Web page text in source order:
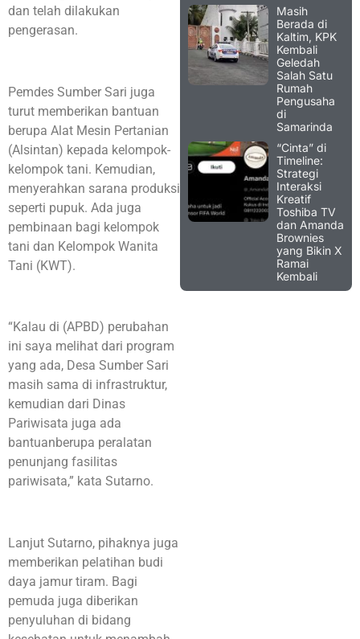
dan telah dilakukan
pengerasan.
Pemdes Sumber Sari juga
turut memberikan bantuan
berupa Alat Mesin Pertanian
(Alsintan) kepada kelompok-
kelompok tani. Kemudian,
menyerahkan sarana produksi
seperti pupuk. Ada juga
pembinaan bagi kelompok
tani dan Kelompok Wanita
Tani (KWT).
“Kalau di (APBD) perubahan
ini saya melihat dari program
yang ada, Desa Sumber Sari
masih sama di infrastruktur,
kemudian dari Dinas
Pariwisata juga ada
bantuanberupa peralatan
penunjang fasilitas
pariwisata,” kata Sutarno.
Lanjut Sutarno, pihaknya juga
memberikan pelatihan budi
daya jamur tiram. Bagi
pemuda juga diberikan
penyuluhan di bidang
Masih
Berada di
Kaltim, KPK
Kembali
Geledah
Salah Satu
Rumah
Pengusaha
di
Samarinda
“Cinta” di
Timeline:
Strategi
Interaksi
Kreatif
Toshiba TV
dan Amanda
Brownies
yang Bikin X
Ramai
Kembali